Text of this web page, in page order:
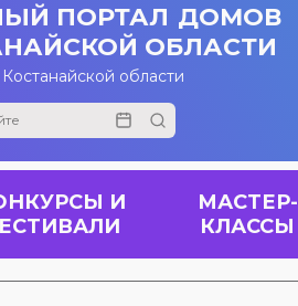
ПОРТАЛ ДОМОВ
ОБЛАСТИ
области
И
МАСТЕР-
КЛАССЫ